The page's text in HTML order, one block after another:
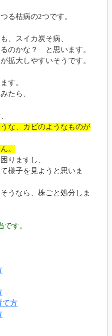
る枯病の2つです。
、スイカ炭そ病、
のかな？ と思います。
拡大しやすいそうです。
す。
たら、
な、カビのようなものが
。
りますし、
様子を見ようと思いま
うなら、株ごと処分しま
す。
て方